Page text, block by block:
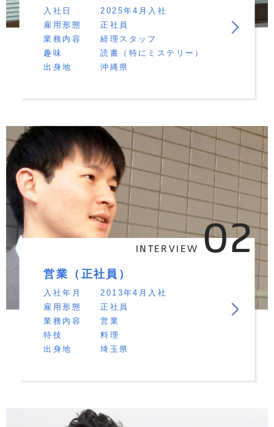
入社日
2025年4月入社
雇用形態
正社員
業務内容
経理スタッフ
趣味
読書（特にミステリー）
出身地
沖縄県
営業（正社員）
入社年月
2013年4月入社
雇用形態
正社員
業務内容
営業
特技
料理
出身地
埼玉県
INTERVIEW 02